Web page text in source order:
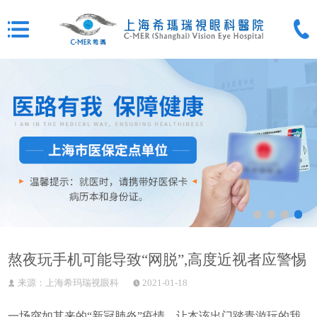
熬夜玩手机可能导致“网脱”,高度近视者应警惕
来源：上海希玛瑞视眼科 2021-01-18